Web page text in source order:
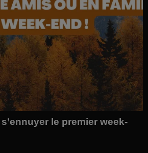
le premier week-